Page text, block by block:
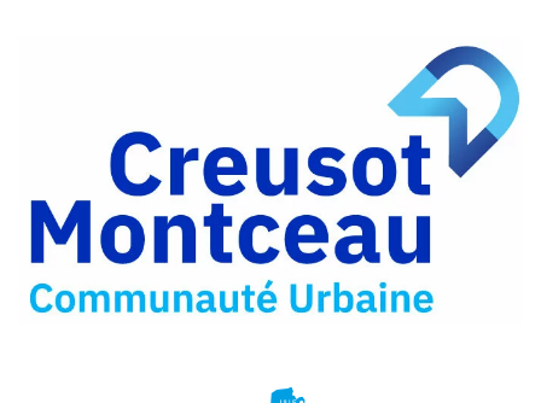
Facebook
Partager
Twitter
Partager
par
e-
mail